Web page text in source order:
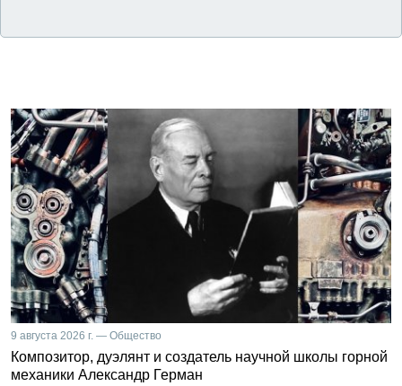
9 августа 2026 г. — Общество
Композитор, дуэлянт и создатель научной школы горной
механики Александр Герман